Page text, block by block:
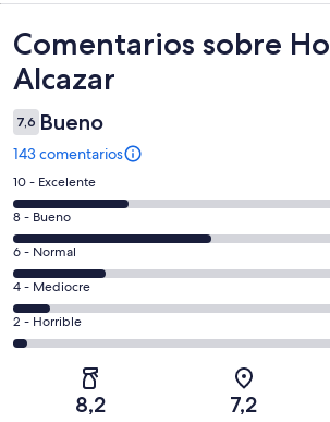
Comentarios
Comentarios sobre
Alcazar
7,6 Bueno
143 comentarios
36
comentarios
de
un
total
de
143
con
puntuación
10 - Excelente
62
comentarios
de
un
total
de
8 - Bueno
29
comentarios
de
un
total
6 - Normal
12
comentarios
de
4 - Mediocre
4
comentarios
2 - Horrible
8,2 7,2